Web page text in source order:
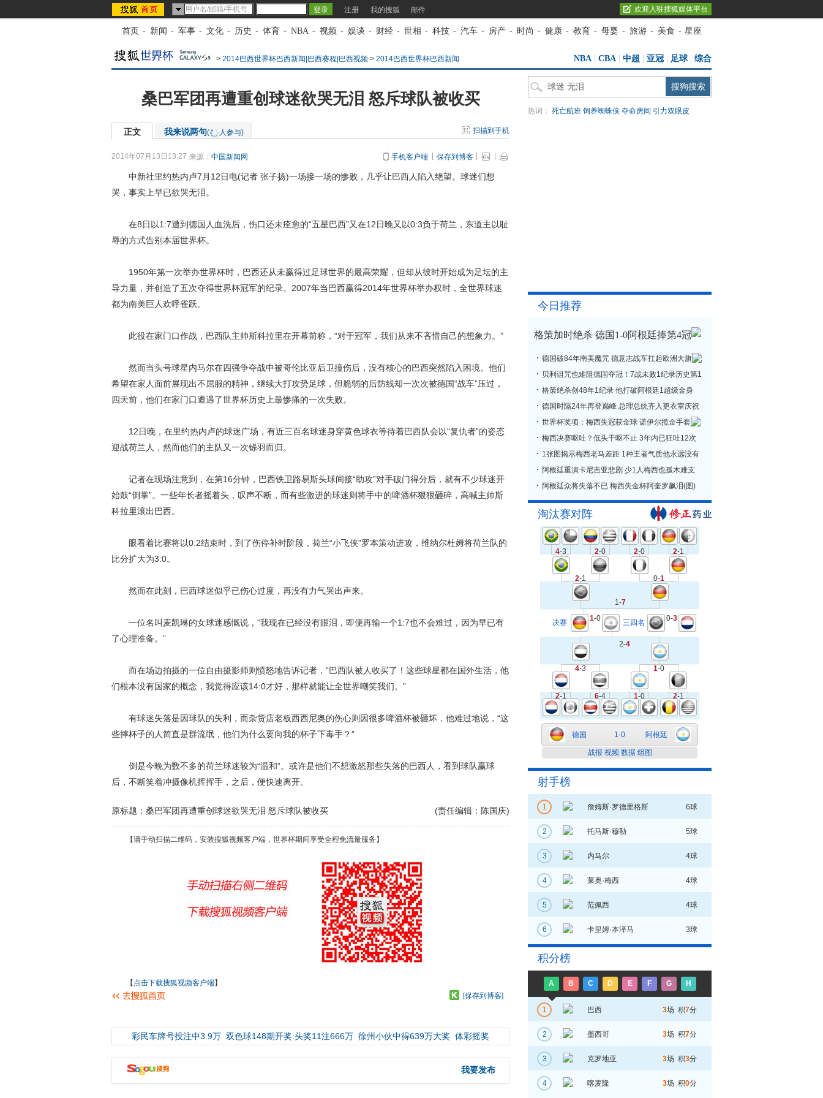
注册 我的搜狐 邮件 欢迎入驻搜狐媒体平台
首页 - 新闻 - 军事 - 文化 - 历史 - 体育 - NBA - 视频 - 娱谈 - 财经 - 世相 - 科技 - 汽车 - 房产 - 时尚 - 健康 - 教育 - 母婴 - 旅游 - 美食 - 星座
> 2014巴西世界杯巴西新闻|巴西赛程|巴西视频 > 2014巴西世界杯巴西新闻 NBA CBA 中超 亚冠 足球| 综合
桑巴军团再遭重创球迷欲哭无泪 怒斥球队被收买
正文 我来说两句( 人参与) 扫描到手机
2014年07月13日13:27 来源： 中国新闻网 手机客户端 保存到博客
中新社里约热内卢7月12日电(记者 张子扬)一场接一场的惨败，几乎让巴西人陷入绝望。球迷们想
哭，事实上早已欲哭无泪。
在8日以1:7遭到德国人血洗后，伤口还未痊愈的“五星巴西”又在12日晚又以0:3负于荷兰，东道主以耻
辱的方式告别本届世界杯。
1950年第一次举办世界杯时，巴西还从未赢得过足球世界的最高荣耀，但却从彼时开始成为足坛的主
导力量，并创造了五次夺得世界杯冠军的纪录。2007年当巴西赢得2014年世界杯举办权时，全世界球迷
都为南美巨人欢呼雀跃。
此役在家门口作战，巴西队主帅斯科拉里在开幕前称，“对于冠军，我们从来不吝惜自己的想象力。”
然而当头号球星内马尔在四强争夺战中被哥伦比亚后卫撞伤后，没有核心的巴西突然陷入困境。他们
希望在家人面前展现出不屈服的精神，继续大打攻势足球，但脆弱的后防线却一次次被德国“战车”压过，
四天前，他们在家门口遭遇了世界杯历史上最惨痛的一次失败。
12日晚，在里约热内卢的球迷广场，有近三百名球迷身穿黄色球衣等待着巴西队会以“复仇者”的姿态
迎战荷兰人，然而他们的主队又一次铩羽而归。
记者在现场注意到，在第16分钟，巴西铁卫路易斯头球间接“助攻”对手破门得分后，就有不少球迷开
始鼓“倒掌”。一些年长者摇着头，叹声不断，而有些激进的球迷则将手中的啤酒杯狠狠砸碎，高喊主帅斯
科拉里滚出巴西。
眼看着比赛将以0:2结束时，到了伤停补时阶段，荷兰“小飞侠”罗本策动进攻，维纳尔杜姆将荷兰队的
比分扩大为3:0。
然而在此刻，巴西球迷似乎已伤心过度，再没有力气哭出声来。
一位名叫麦凯琳的女球迷感慨说，“我现在已经没有眼泪，即便再输一个1:7也不会难过，因为早已有
了心理准备。”
而在场边拍摄的一位自由摄影师则愤怒地告诉记者，“巴西队被人收买了！这些球星都在国外生活，他
们根本没有国家的概念，我觉得应该14:0才好，那样就能让全世界嘲笑我们。”
有球迷失落是因球队的失利，而杂货店老板西西尼奥的伤心则因很多啤酒杯被砸坏，他难过地说，“这
些摔杯子的人简直是群流氓，他们为什么要向我的杯子下毒手？”
倒是今晚为数不多的荷兰球迷较为“温和”。或许是他们不想激怒那些失落的巴西人，看到球队赢球
后，不断笑着冲摄像机挥挥手，之后，便快速离开。
(责任编辑：陈国庆)
原标题：桑巴军团再遭重创球迷欲哭无泪 怒斥球队被收买
【请手动扫描二维码，安装搜狐视频客户端，世界杯期间享受全程免流量服务】
【 点击下载搜狐视频客户端】
[保存到博客]
彩民车牌号投注中3.9万 双色球148期开奖:头奖11注666万 徐州小伙中得639万大奖 体彩摇奖
我要发布
热词： 死亡航班 饲养蜘蛛侠 夺命房间 引力双眼皮
今日推荐
格策加时绝杀 德国1-0阿根廷捧第4冠
德国破84年南美魔咒 德意志战车扛起欧洲大旗
贝利诅咒也难阻德国夺冠！7战未败1纪录历史第1
格策绝杀创48年1纪录 他打破阿根廷1超级金身
德国时隔24年再登巅峰 总理总统齐入更衣室庆祝
世界杯奖项：梅西失冠获金球 诺伊尔揽金手套
梅西决赛呕吐？低头干呕不止 3年内已狂吐12次
1张图揭示梅西老马差距 1种王者气质他永远没有
阿根廷重演卡尼吉亚悲剧 少1人梅西也孤木难支
阿根廷众将失落不已 梅西失金杯阿奎罗飙泪(图)
淘汰赛对阵
4-3 2-0 2-0 2-1
2-1 0-1
1-7
2-4
4-3 1-0
2-1 6-4 1-0 2-1
1-0 0-3
决赛 三四名
德国 1-0 阿根廷
战报 视频 数据 组图
射手榜
1 詹姆斯·罗德里格斯 6球
2 托马斯·穆勒 5球
3 内马尔 4球
4 莱奥·梅西 4球
5 范佩西 4球
6 卡里姆·本泽马 3球
积分榜
A B C D E F G H
1 巴西 3场 积7分
2 墨西哥 3场 积7分
3 克罗地亚 3场 积3分
4 喀麦隆 3场 积0分